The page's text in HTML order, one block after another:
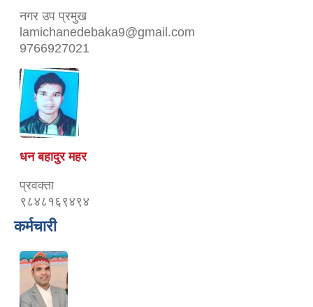
नगर उप प्रमुख
lamichanedebaka9@gmail.com
9766927021
धन बहादुर महर
प्रवक्ता
९८४८१६९४९४
कर्मचारी